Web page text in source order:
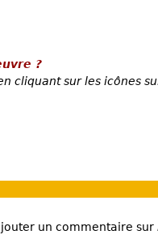
?
cliquant sur les icônes
un commentaire sur